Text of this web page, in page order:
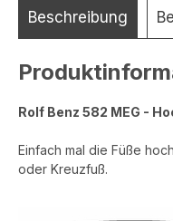
Beschreibung
Rolf Benz 582 MEG -
Einfach mal die Füße
oder Kreuzfuß.